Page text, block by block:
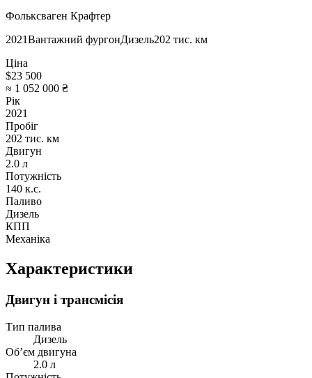
Фольксваген Крафтер
2021Вантажний фургонДизель202 тис. км
Ціна
$23 500
≈ 1 052 000 ₴
Рік
2021
Пробіг
202 тис. км
Двигун
2.0 л
Потужність
140 к.с.
Паливо
Дизель
КПП
Механіка
Характеристики
Двигун і трансмісія
Тип палива
Дизель
Об’єм двигуна
2.0 л